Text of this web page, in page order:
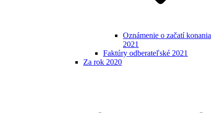
Oznámenie o začatí konania
2021
Faktúry odberateľské 2021
Za rok 2020